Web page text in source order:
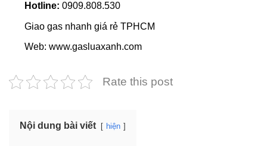
Hotline: 0909.808.530
Giao gas nhanh giá rẻ TPHCM
Web: www.gasluaxanh.com
Rate this post
Nội dung bài viết hiện